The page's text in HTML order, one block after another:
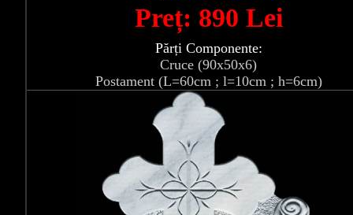
Preț: 890 Lei
Părți Componente:
Cruce (90x50x6)
Postament (L=60cm ; l=10cm ; h=6cm)